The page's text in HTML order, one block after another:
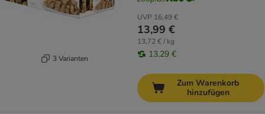
3 Varianten
UVP 16,49 €
13,99 €
13,72 € / kg
13,29 €
Zum Warenkorb
hinzufügen